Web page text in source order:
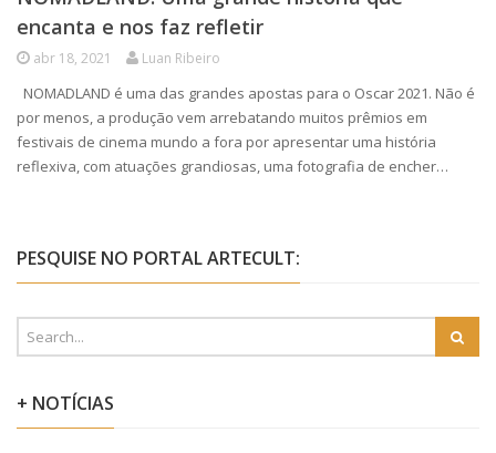
encanta e nos faz refletir
abr 18, 2021 Luan Ribeiro
NOMADLAND é uma das grandes apostas para o Oscar 2021. Não é
por menos, a produção vem arrebatando muitos prêmios em
festivais de cinema mundo a fora por apresentar uma história
reflexiva, com atuações grandiosas, uma fotografia de encher…
PESQUISE NO PORTAL ARTECULT:
+ NOTÍCIAS